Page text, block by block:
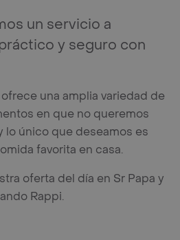
un servicio a
y seguro con
una amplia variedad de
en que no queremos
lo único que deseamos es
favorita en casa.
oferta del día en Sr Papa y
Rappi.